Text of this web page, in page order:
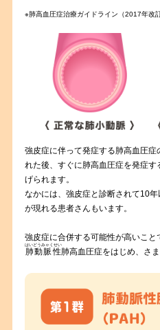
※肺高血圧症治療ガイドライン（2017年改
強皮症に伴って発症する肺高血圧
れた後、すぐに肺高血圧症を発症
げられます。
なかには、強皮症と診断されて10
が現れる患者さんもいます。
強皮症に合併する可能性が高いこと
肺動脈性
はいどうみゃくせい
肺高血圧症をはじめ、さ